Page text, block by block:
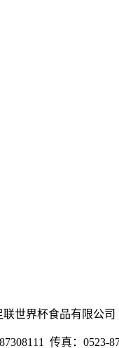
足联世界杯食品有限
传真：0523-